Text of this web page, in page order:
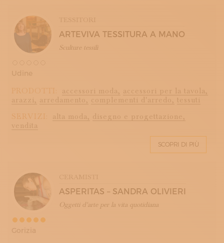
ARTEVIVA TESSITURA A MANO
Sculture tessili
PRODOTTI: accessori moda,
accessori per la tavola,
arazzi,
arredamento, complementi d'arredo, tessuti
SERVIZI:
alta moda, disegno e progettazione,
vendita
SCOPRI DI PIÙ
ASPERITAS – SANDRA OLIVIERI
Oggetti d'arte per la vita quotidiana